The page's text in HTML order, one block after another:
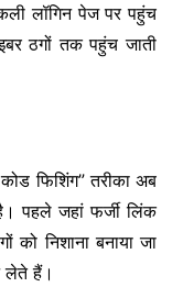
लॉगिन पेज पर पहुंच
ठगों तक पहुंच जाती
कोड फिशिंग” तरीका अब
पहले जहां फर्जी लिंक
निशाना बनाया जा
लेते हैं।